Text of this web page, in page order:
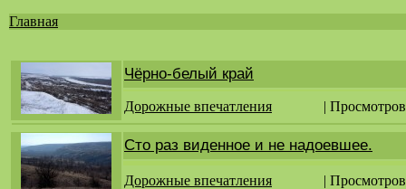
здесь
Главная
Чёрно-белый край
Дорожные впечатления |
Сто раз виденное и не надоевшее.
Дорожные впечатления |